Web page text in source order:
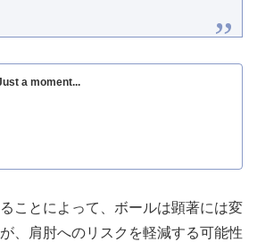
a moment...
ことによって、ボールは顕著には変
、肩肘へのリスクを軽減する可能性